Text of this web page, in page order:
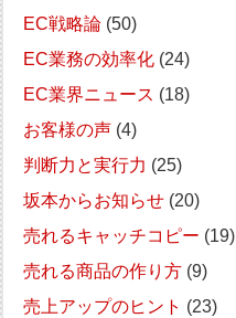
EC戦略論 (50)
EC業務の効率化 (24)
EC業界ニュース (18)
お客様の声 (4)
判断力と実行力 (25)
坂本からお知らせ (20)
売れるキャッチコピー (19)
売れる商品の作り方 (9)
売上アップのヒント (23)